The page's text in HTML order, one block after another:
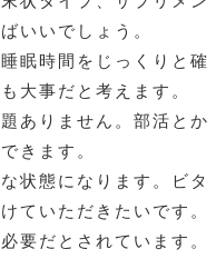
いいでしょう。
眠時間をじっくりと確
大事だと考えます。
ありません。部活とか
きます。
状態になります。ビタ
ていただきたいです。
要だとされています。